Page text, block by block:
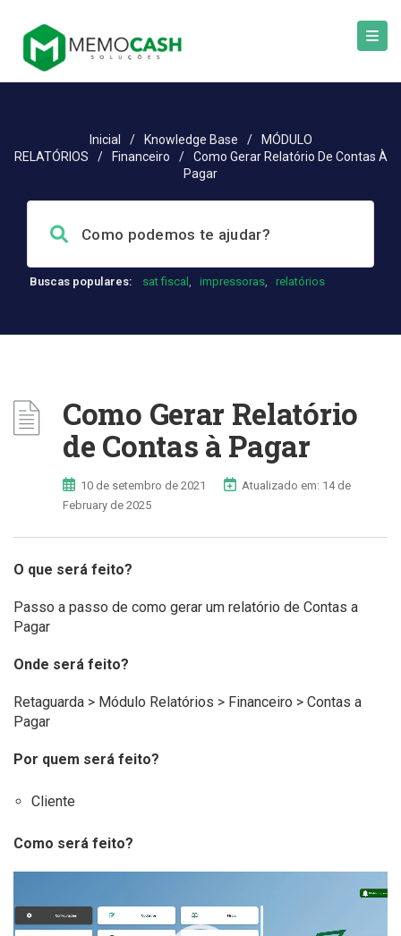
Inicial / Knowledge Base /
MÓDULO
RELATÓRIOS
/ Financeiro /
Como Gerar Relatório De Contas À
Pagar
Buscas populares: sat fiscal , impressoras, relatórios
Como Gerar Relatório
de Contas à Pagar
10 de setembro de 2021
Atualizado em: 14 de
February de 2025
O que será feito?
Passo a passo de como gerar um relatório de Contas a
Pagar
Onde será feito?
Retaguarda > Módulo Relatórios > Financeiro > Contas a
Pagar
Por quem será feito?
Cliente
Como será feito?
vídeo